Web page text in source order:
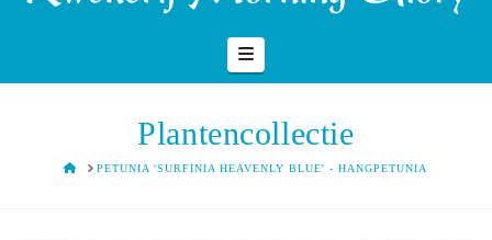
Navigation
Plantencollectie
HOMEPETUNIA 'SURFINIA HEAVENLY BLUE' - HANGPETUNIA